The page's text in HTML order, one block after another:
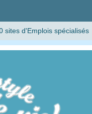
sites d'Emplois spécialisés